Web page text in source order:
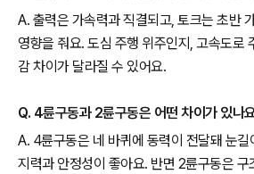
A. 출력은 가속력과 직결되고, 토크는 초반
영향을 줘요. 도심 주행 위주인지, 고속도로
감 차이가 달라질 수 있어요.
Q. 4륜구동과 2륜구동은 어떤 차이가 있나
A. 4륜구동은 네 바퀴에 동력이 전달돼 눈길
지력과 안정성이 좋아요. 반면 2륜구동은